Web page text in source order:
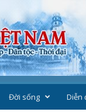
Đời sống Diễn